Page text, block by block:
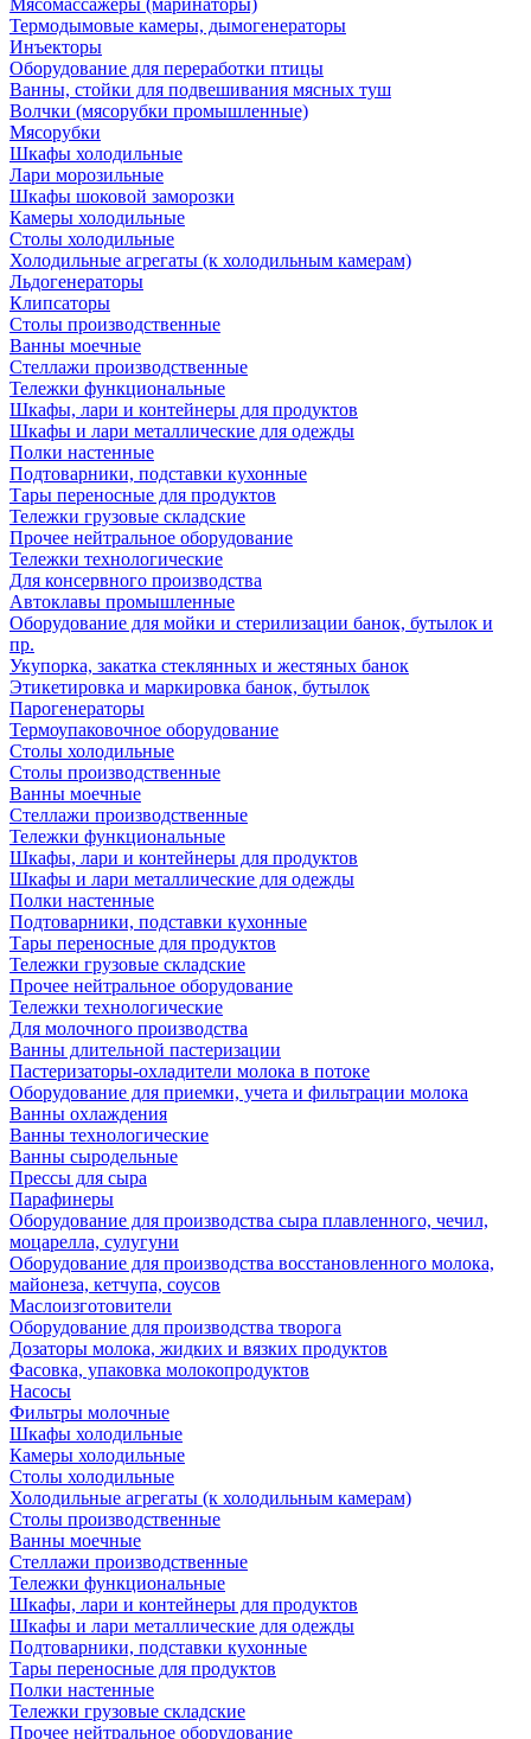
Мясомассажеры (маринаторы)
Термодымовые камеры, дымогенераторы
Инъекторы
Оборудование для переработки птицы
Ванны, стойки для подвешивания мясных туш
Волчки (мясорубки промышленные)
Мясорубки
Шкафы холодильные
Лари морозильные
Шкафы шоковой заморозки
Камеры холодильные
Столы холодильные
Холодильные агрегаты (к холодильным камерам)
Льдогенераторы
Клипсаторы
Столы производственные
Ванны моечные
Стеллажи производственные
Тележки функциональные
Шкафы, лари и контейнеры для продуктов
Шкафы и лари металлические для одежды
Полки настенные
Подтоварники, подставки кухонные
Тары переносные для продуктов
Тележки грузовые складские
Прочее нейтральное оборудование
Тележки технологические
Для консервного производства
Автоклавы промышленные
Оборудование для мойки и стерилизации банок, бутылок и
пр.
Укупорка, закатка стеклянных и жестяных банок
Этикетировка и маркировка банок, бутылок
Парогенераторы
Термоупаковочное оборудование
Столы холодильные
Столы производственные
Ванны моечные
Стеллажи производственные
Тележки функциональные
Шкафы, лари и контейнеры для продуктов
Шкафы и лари металлические для одежды
Полки настенные
Подтоварники, подставки кухонные
Тары переносные для продуктов
Тележки грузовые складские
Прочее нейтральное оборудование
Тележки технологические
Для молочного производства
Ванны длительной пастеризации
Пастеризаторы-охладители молока в потоке
Оборудование для приемки, учета и фильтрации молока
Ванны охлаждения
Ванны технологические
Ванны сыродельные
Прессы для сыра
Парафинеры
Оборудование для производства сыра плавленного, чечил,
моцарелла, сулугуни
Оборудование для производства восстановленного молока,
майонеза, кетчупа, соусов
Маслоизготовители
Оборудование для производства творога
Дозаторы молока, жидких и вязких продуктов
Фасовка, упаковка молокопродуктов
Насосы
Фильтры молочные
Шкафы холодильные
Камеры холодильные
Столы холодильные
Холодильные агрегаты (к холодильным камерам)
Столы производственные
Ванны моечные
Стеллажи производственные
Тележки функциональные
Шкафы, лари и контейнеры для продуктов
Шкафы и лари металлические для одежды
Подтоварники, подставки кухонные
Тары переносные для продуктов
Полки настенные
Тележки грузовые складские
Прочее нейтральное оборудование